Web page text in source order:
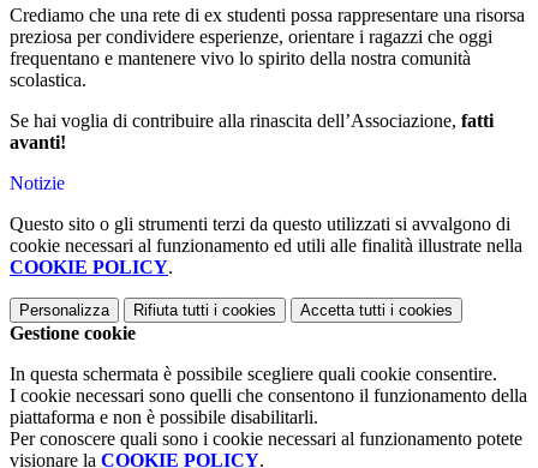
Crediamo che una rete di ex studenti possa rappresentare una risorsa
preziosa per condividere esperienze, orientare i ragazzi che oggi
frequentano e mantenere vivo lo spirito della nostra comunità
scolastica.
Se hai voglia di contribuire alla rinascita dell’Associazione, fatti
avanti!
Notizie
Questo sito o gli strumenti terzi da questo utilizzati si avvalgono di
cookie necessari al funzionamento ed utili alle finalità illustrate nella
COOKIE POLICY.
Personalizza Rifiuta tutti i cookies Accetta tutti i cookies
Gestione cookie
In questa schermata è possibile scegliere quali cookie consentire.
I cookie necessari sono quelli che consentono il funzionamento della
piattaforma e non è possibile disabilitarli.
Per conoscere quali sono i cookie necessari al funzionamento potete
visionare la COOKIE POLICY.